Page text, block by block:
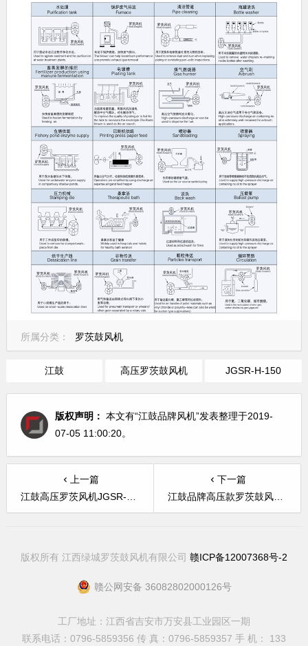
所属分类： 罗茨鼓风机
江鼓 高压罗茨鼓风机 JGSR-H-150
版权声明： 本文有“江鼓品牌风机”发表整理于2019-
07-05 11:00:20。
上一篇
江鼓高压罗茨风机JGSR-H-250型
下一篇
江鼓品牌高压款罗茨鼓风机JGSR-H-125型
版权所有 江西绿城罗茨鼓风机有限公司 赣ICP备12007368号-2
赣公网安备 36082802000126号
工厂地址：江西省吉安市万安县工业园区一期
联系电话：0796-5859356 传 真：0796-5859357 手 机： 133